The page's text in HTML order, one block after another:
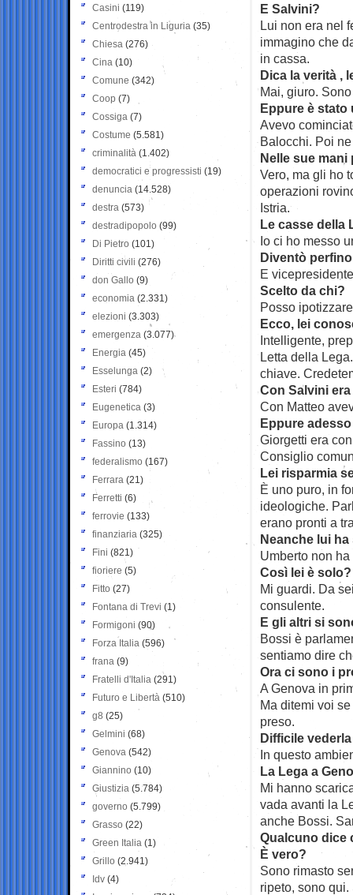
E Salvini?
Lui non era nel
immagino che
in cassa.
Dica la verità ,
Mai, giuro.
Eppure è stato
Avevo
Balocchi. Poi
Nelle sue
Vero, ma gli ho
operazioni
Istria.
Le casse della
Io ci ho messo
Diventò
E
Scelto da chi?
Posso
Ecco, lei
Intelligente,
Letta della
chiave.
Con Salvini
Con Matteo
Eppure
Giorgetti era
Consiglio
Lei risparmia
È uno puro, in
ideologiche.
erano pronti a
Neanche lui
Umberto non
Così lei è solo?
Mi guardi. Da
consulente.
E gli altri si
Bossi è
sentiamo dire
Ora ci sono i
A Genova in
Ma ditemi voi
preso.
Difficile
In questo
La Lega a
Mi hanno
vada avanti la
anche Bossi.
Qualcuno dice
È vero?
Sono rimasto
ripeto, sono
Casini (119)
Centrodestra in Liguria (35)
Chiesa (276)
Cina (10)
Comune (342)
Coop (7)
Cossiga (7)
Costume (5.581)
criminalità (1.402)
democratici e progressisti (19)
denuncia (14.528)
destra (573)
destradipopolo (99)
Di Pietro (101)
Diritti civili (276)
don Gallo (9)
economia (2.331)
elezioni (3.303)
emergenza (3.077)
Energia (45)
Esselunga (2)
Esteri (784)
Eugenetica (3)
Europa (1.314)
Fassino (13)
federalismo (167)
Ferrara (21)
Ferretti (6)
ferrovie (133)
finanziaria (325)
Fini (821)
fioriere (5)
Fitto (27)
Fontana di Trevi (1)
Formigoni (90)
Forza Italia (596)
frana (9)
Fratelli d'Italia (291)
Futuro e Libertà (510)
g8 (25)
Gelmini (68)
Genova (542)
Giannino (10)
Giustizia (5.784)
governo (5.799)
Grasso (22)
Green Italia (1)
Grillo (2.941)
Idv (4)